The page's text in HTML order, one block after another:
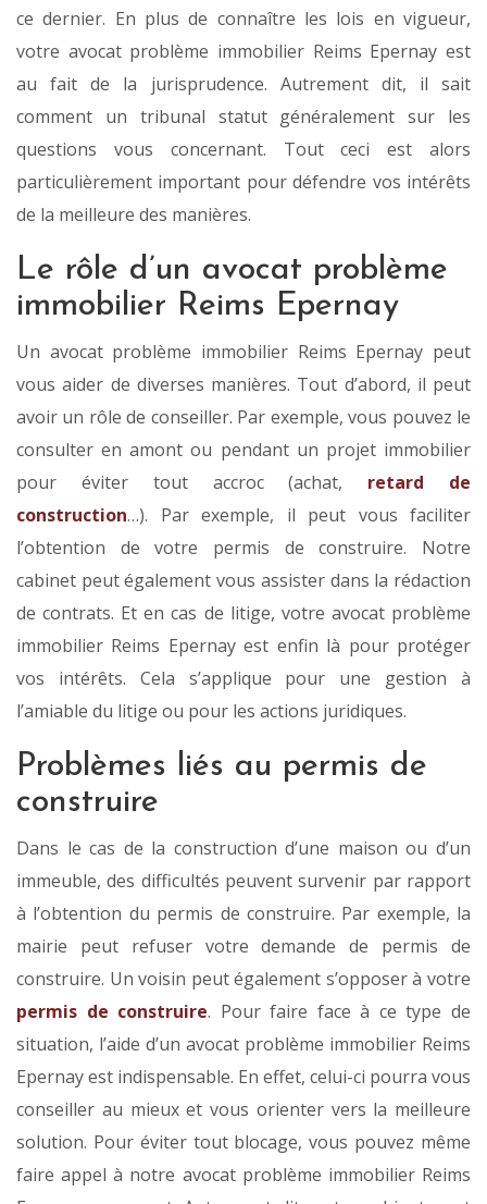
ce dernier. En plus de connaître les lois en vigueur,
votre avocat problème immobilier Reims Epernay est
au fait de la jurisprudence. Autrement dit, il sait
comment un tribunal statut généralement sur les
questions vous concernant. Tout ceci est alors
particulièrement important pour défendre vos intérêts
de la meilleure des manières.
Le rôle d’un avocat problème
immobilier Reims Epernay
Un avocat problème immobilier Reims Epernay peut
vous aider de diverses manières. Tout d’abord, il peut
avoir un rôle de conseiller. Par exemple, vous pouvez le
consulter en amont ou pendant un projet immobilier
pour éviter tout accroc (achat, retard de
construction…). Par exemple, il peut vous faciliter
l’obtention de votre permis de construire. Notre
cabinet peut également vous assister dans la rédaction
de contrats. Et en cas de litige, votre avocat problème
immobilier Reims Epernay est enfin là pour protéger
vos intérêts. Cela s’applique pour une gestion à
l’amiable du litige ou pour les actions juridiques.
Problèmes liés au permis de
construire
Dans le cas de la construction d’une maison ou d’un
immeuble, des difficultés peuvent survenir par rapport
à l’obtention du permis de construire. Par exemple, la
mairie peut refuser votre demande de permis de
construire. Un voisin peut également s’opposer à votre
permis de construire. Pour faire face à ce type de
situation, l’aide d’un avocat problème immobilier Reims
Epernay est indispensable. En effet, celui-ci pourra vous
conseiller au mieux et vous orienter vers la meilleure
solution. Pour éviter tout blocage, vous pouvez même
faire appel à notre avocat problème immobilier Reims